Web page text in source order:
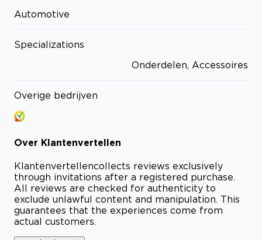
Automotive
Specializations
Onderdelen, Accessoires
Overige bedrijven
Over Klantenvertellen
Klantenvertellencollects reviews exclusively
through invitations after a registered purchase.
All reviews are checked for authenticity to
exclude unlawful content and manipulation. This
guarantees that the experiences come from
actual customers.